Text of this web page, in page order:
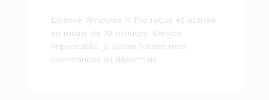
Licence Windows 11 Pro reçue et activée
en moins de 10 minutes. Service
impeccable, je passe toutes mes
commandes ici désormais.